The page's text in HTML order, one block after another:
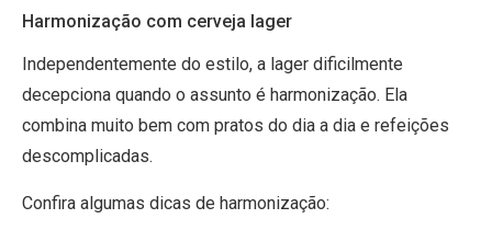
Harmonização com cerveja lager
Independentemente do estilo, a lager dificilmente
decepciona quando o assunto é harmonização. Ela
combina muito bem com pratos do dia a dia e refeições
descomplicadas.
Confira algumas dicas de harmonização: